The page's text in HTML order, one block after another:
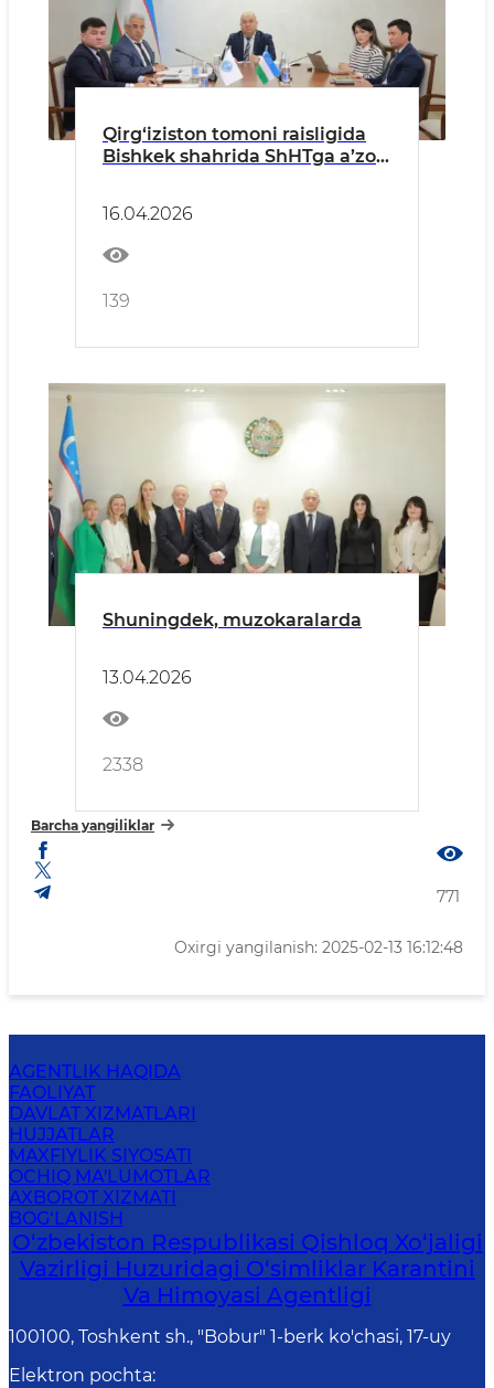
Qirg‘iziston tomoni raisligida
Bishkek shahrida ShHTga a’zo
karantini sohasidagi
hamkorlikka bag‘ishlangan
uchinchi yig‘ilishi boshlandi
16.04.2026
139
Shuningdek, muzokaralarda
13.04.2026
2338
Barcha yangiliklar
771
Oxirgi yangilanish: 2025-02-13 16:12:48
AGENTLIK HAQIDA
FAOLIYAT
DAVLAT XIZMATLARI
HUJJATLAR
MAXFIYLIK SIYOSATI
OCHIQ MA'LUMOTLAR
AXBOROT XIZMATI
BOG‘LANISH
O‘zbekiston Respublikasi Qishloq Xo‘jaligi
Vazirligi Huzuridagi O‘simliklar Karantini
Va Himoyasi Agentligi
100100, Toshkent sh., "Bobur" 1-berk ko'chasi, 17-uy
Elektron pochta: